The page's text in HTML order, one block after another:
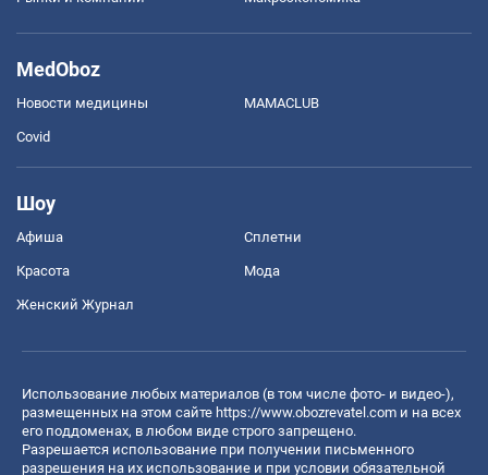
MedOboz
Новости медицины MAMACLUB
Covid
Шоу
Афиша Сплетни
Красота Мода
Женский Журнал
Использование любых материалов (в том числе фото- и видео-),
размещенных на этом сайте https://www.obozrevatel.com и на всех
его поддоменах, в любом виде строго запрещено.
Разрешается использование при получении письменного
разрешения на их использование и при условии обязательной